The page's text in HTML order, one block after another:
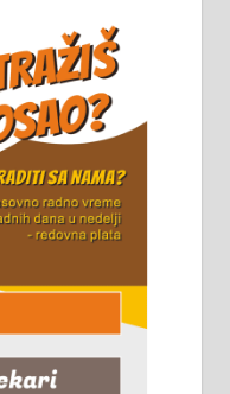
на
Максима
дана од